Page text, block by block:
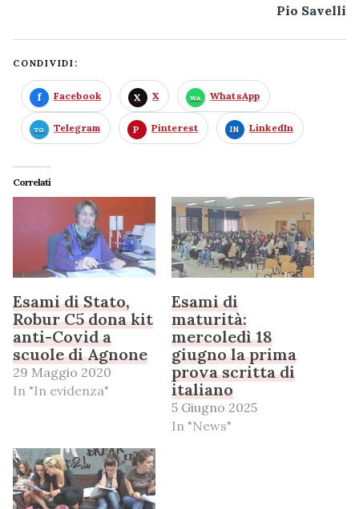
Pio Savelli
CONDIVIDI:
Facebook X WhatsApp
Telegram Pinterest LinkedIn
Correlati
Esami di Stato,
Robur C5 dona kit
anti-Covid a
scuole di Agnone
29 Maggio 2020
In "In evidenza"
Esami di
maturità:
mercoledì 18
giugno la prima
prova scritta di
italiano
5 Giugno 2025
In "News"